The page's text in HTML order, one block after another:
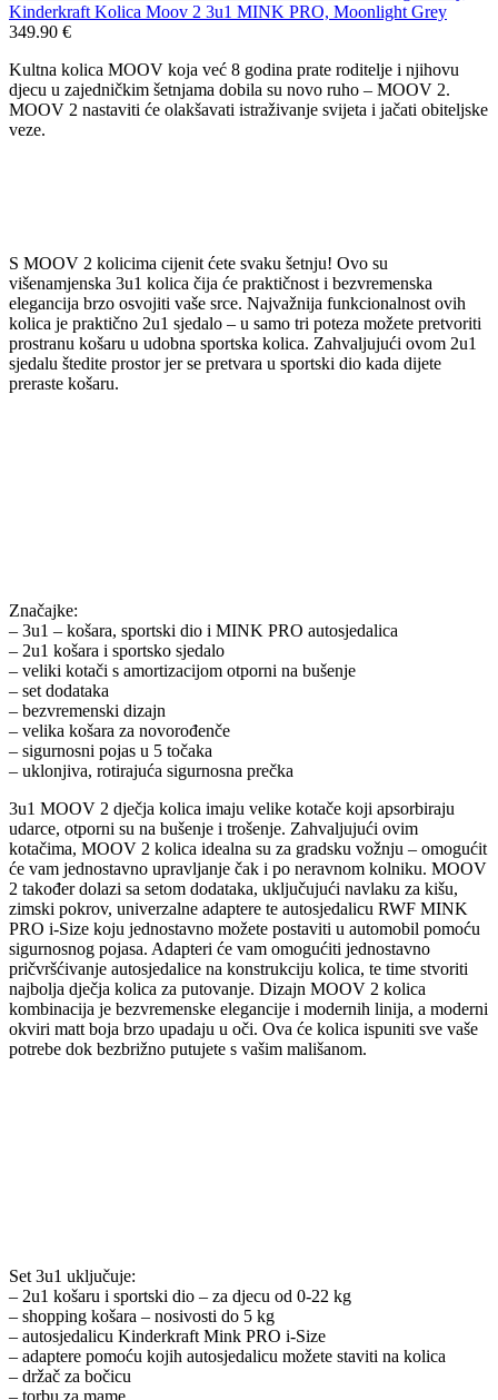
Kinderkraft Kolica Moov 2 3u1 MINK PRO, Moonlight Grey
349.90 €
Kultna kolica MOOV koja već 8 godina prate roditelje i njihovu
djecu u zajedničkim šetnjama dobila su novo ruho – MOOV 2.
MOOV 2 nastaviti će olakšavati istraživanje svijeta i jačati obiteljske
veze.
S MOOV 2 kolicima cijenit ćete svaku šetnju! Ovo su
višenamjenska 3u1 kolica čija će praktičnost i bezvremenska
elegancija brzo osvojiti vaše srce. Najvažnija funkcionalnost ovih
kolica je praktično 2u1 sjedalo – u samo tri poteza možete pretvoriti
prostranu košaru u udobna sportska kolica. Zahvaljujući ovom 2u1
sjedalu štedite prostor jer se pretvara u sportski dio kada dijete
preraste košaru.
Značajke:
– 3u1 – košara, sportski dio i MINK PRO autosjedalica
– 2u1 košara i sportsko sjedalo
– veliki kotači s amortizacijom otporni na bušenje
– set dodataka
– bezvremenski dizajn
– velika košara za novorođenče
– sigurnosni pojas u 5 točaka
– uklonjiva, rotirajuća sigurnosna prečka
3u1 MOOV 2 dječja kolica imaju velike kotače koji apsorbiraju
udarce, otporni su na bušenje i trošenje. Zahvaljujući ovim
kotačima, MOOV 2 kolica idealna su za gradsku vožnju – omogućit
će vam jednostavno upravljanje čak i po neravnom kolniku. MOOV
2 također dolazi sa setom dodataka, uključujući navlaku za kišu,
zimski pokrov, univerzalne adaptere te autosjedalicu RWF MINK
PRO i-Size koju jednostavno možete postaviti u automobil pomoću
sigurnosnog pojasa. Adapteri će vam omogućiti jednostavno
pričvršćivanje autosjedalice na konstrukciju kolica, te time stvoriti
najbolja dječja kolica za putovanje. Dizajn MOOV 2 kolica
kombinacija je bezvremenske elegancije i modernih linija, a moderni
okviri matt boja brzo upadaju u oči. Ova će kolica ispuniti sve vaše
potrebe dok bezbrižno putujete s vašim mališanom.
Set 3u1 uključuje:
– 2u1 košaru i sportski dio – za djecu od 0-22 kg
– shopping košara – nosivosti do 5 kg
– autosjedalicu Kinderkraft Mink PRO i-Size
– adaptere pomoću kojih autosjedalicu možete staviti na kolica
– držač za bočicu
– torbu za mame